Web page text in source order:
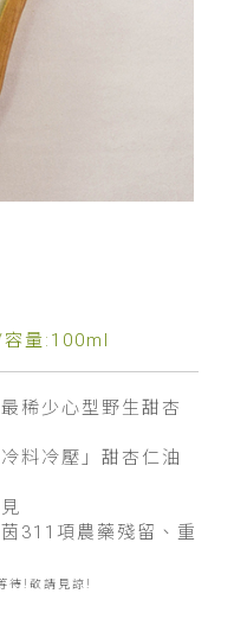
量:100ml
稀少心型野生甜杏
料冷壓」甜杏仁油
311項農藥殘留、重
待!敬請見諒!